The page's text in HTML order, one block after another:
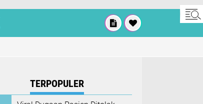
TERPOPULER